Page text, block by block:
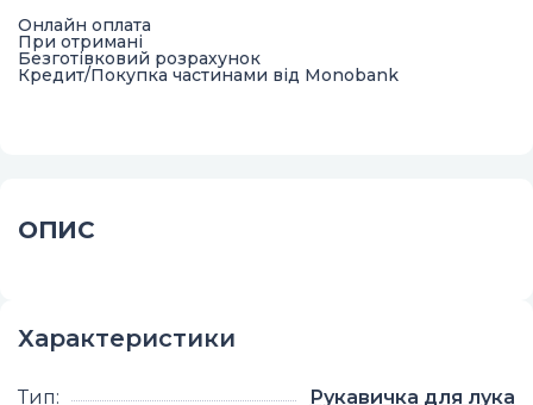
Онлайн оплата
При отримані
Безготівковий розрахунок
Кредит/Покупка частинами від Monobank
ОПИС
Характеристики
Тип:
Рукавичка для лука